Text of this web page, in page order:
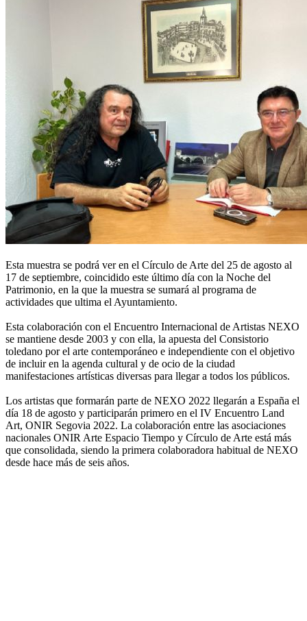
Esta muestra se podrá ver en el Círculo de Arte del 25 de agosto al
17 de septiembre, coincidido este último día con la Noche del
Patrimonio, en la que la muestra se sumará al programa de
actividades que ultima el Ayuntamiento.
Esta colaboración con el Encuentro Internacional de Artistas NEXO
se mantiene desde 2003 y con ella, la apuesta del Consistorio
toledano por el arte contemporáneo e independiente con el objetivo
de incluir en la agenda cultural y de ocio de la ciudad
manifestaciones artísticas diversas para llegar a todos los públicos.
Los artistas que formarán parte de NEXO 2022 llegarán a España el
día 18 de agosto y participarán primero en el IV Encuentro Land
Art, ONIR Segovia 2022. La colaboración entre las asociaciones
nacionales ONIR Arte Espacio Tiempo y Círculo de Arte está más
que consolidada, siendo la primera colaboradora habitual de NEXO
desde hace más de seis años.